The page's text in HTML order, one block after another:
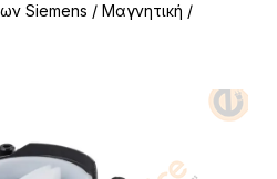
Siemens / Μαγνητική /